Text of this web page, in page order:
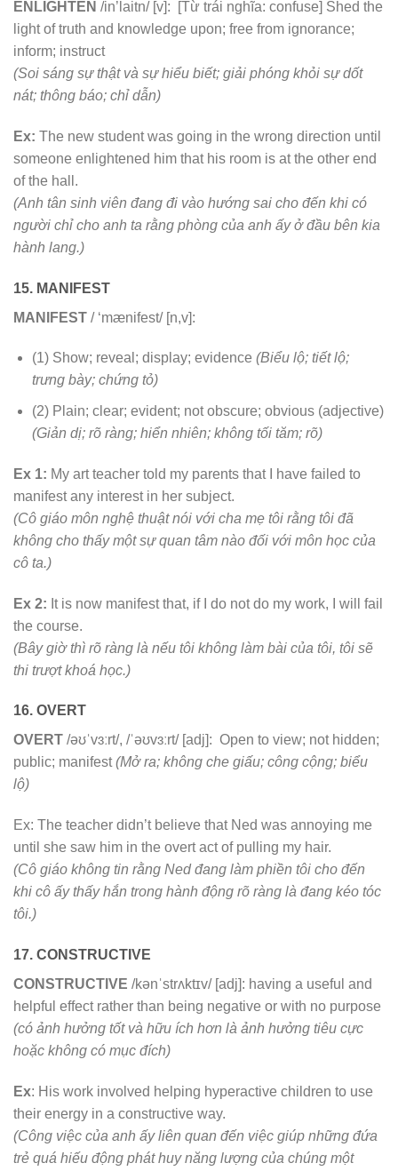
ENLIGHTEN /in’laitn/ [v]: [Từ trái nghĩa: confuse] Shed the
light of truth and knowledge upon; free from ignorance;
inform; instruct
(Soi sáng sự thật và sự hiểu biết; giải phóng khỏi sự dốt
nát; thông báo; chỉ dẫn)
Ex: The new student was going in the wrong direction until
someone enlightened him that his room is at the other end
of the hall.
(Anh tân sinh viên đang đi vào hướng sai cho đến khi có
người chỉ cho anh ta rằng phòng của anh ấy ở đầu bên kia
hành lang.)
15. MANIFEST
MANIFEST / ‘mænifest/ [n,v]:
(1) Show; reveal; display; evidence (Biểu lộ; tiết lộ;
trưng bày; chứng tỏ)
(2) Plain; clear; evident; not obscure; obvious (adjective)
(Giản dị; rõ ràng; hiển nhiên; không tối tăm; rõ)
Ex 1: My art teacher told my parents that I have failed to
manifest any interest in her subject.
(Cô giáo môn nghệ thuật nói với cha mẹ tôi rằng tôi đã
không cho thấy một sự quan tâm nào đối với môn học của
cô ta.)
Ex 2: It is now manifest that, if I do not do my work, I will fail
the course.
(Bây giờ thì rõ ràng là nếu tôi không làm bài của tôi, tôi sẽ
thi trượt khoá học.)
16. OVERT
OVERT /əʊˈvɜːrt/, /ˈəʊvɜːrt/ [adj]: Open to view; not hidden;
public; manifest(Mở ra; không che giấu; công cộng; biểu
lộ)
Ex: The teacher didn’t believe that Ned was annoying me
until she saw him in the overt act of pulling my hair.
(Cô giáo không tin rằng Ned đang làm phiền tôi cho đến
khi cô ấy thấy hắn trong hành động rõ ràng là đang kéo tóc
tôi.)
17. CONSTRUCTIVE
CONSTRUCTIVE /kənˈstrʌktɪv/ [adj]: having a useful and
helpful effect rather than being negative or with no purpose
(có ảnh hưởng tốt và hữu ích hơn là ảnh hưởng tiêu cực
hoặc không có mục đích)
Ex: His work involved helping hyperactive children to use
their energy in a constructive way.
(Công việc của anh ấy liên quan đến việc giúp những đứa
trẻ quá hiếu động phát huy năng lượng của chúng một